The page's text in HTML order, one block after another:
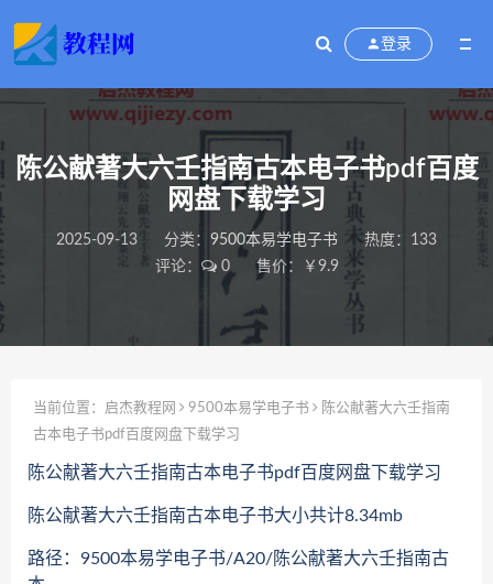
登录
陈公献著大六壬指南古本电子书pdf百度
网盘下载学习
2025-09-13 分类： 9500本易学电子书
热度：133
评论：
0 售价：￥9.9
当前位置： 启杰教程网 9500本易学电子书
陈公献著大六壬指南
古本电子书pdf百度网盘下载学习
陈公献著大六壬指南古本电子书pdf百度网盘下载学习
陈公献著大六壬指南古本电子书大小共计8.34mb
路径：9500本易学电子书/A20/陈公献著大六壬指南古